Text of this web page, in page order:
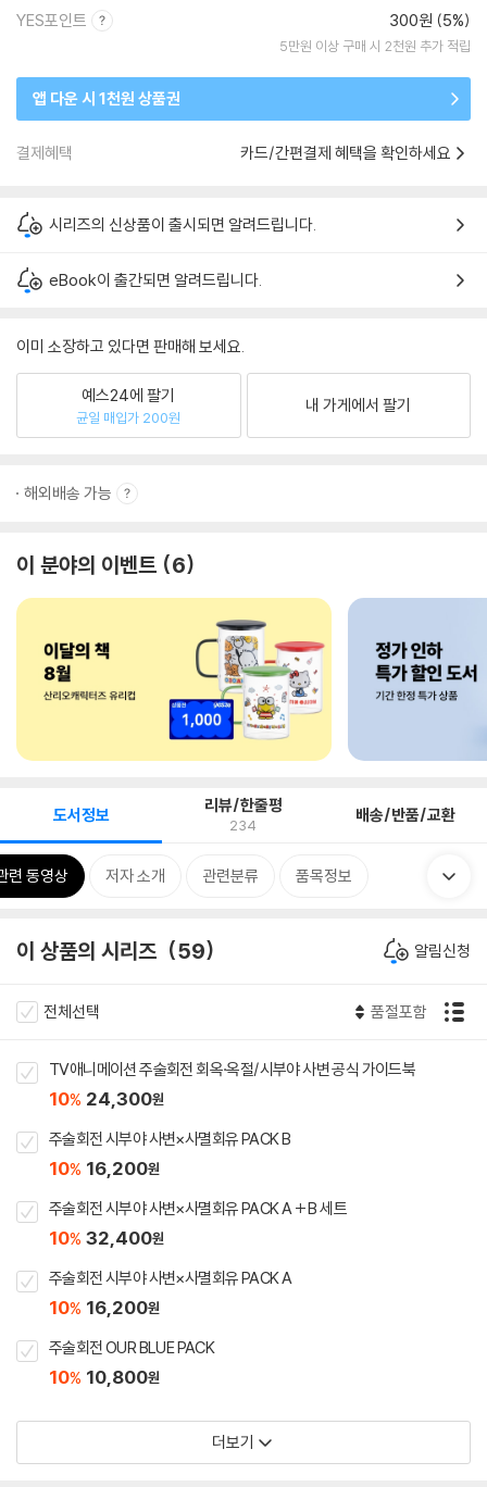
YES포인트 300원 (5%)
5만원 이상 구매 시 2천원 추가 적립
앱 다운 시 1천원 상품권
결제혜택 카드/간편결제 혜택을 확인하세요
시리즈의 신상품이 출시되면 알려드립니다.
eBook이 출간되면 알려드립니다.
이미 소장하고 있다면 판매해 보세요.
예스24에 팔기
균일 매입가 200원
내 가게에서 팔기
해외배송 가능
이 분야의 이벤트 6
도서정보 리뷰/한줄평
234 배송/반품/교환
련 동영상 저자 소개 관련분류 품목정보
이 상품의 시리즈 59 알림신청
전체선택 품절포함
TV애니메이션 주술회전 회옥·옥절/시부야 사변 공식 가이드북
10% 24,300원
주술회전 시부야 사변×사멸회유 PACK B
10% 16,200원
주술회전 시부야 사변×사멸회유 PACK A + B 세트
10% 32,400원
주술회전 시부야 사변×사멸회유 PACK A
10% 16,200원
주술회전 OUR BLUE PACK
10% 10,800원
더보기